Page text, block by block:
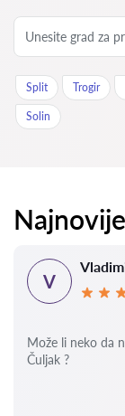
Split Trogir
Solin
V
Može li neko da
Čuljak ?